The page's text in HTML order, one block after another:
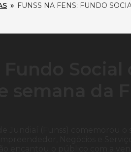
» FUNSS NA FENS: FUNDO